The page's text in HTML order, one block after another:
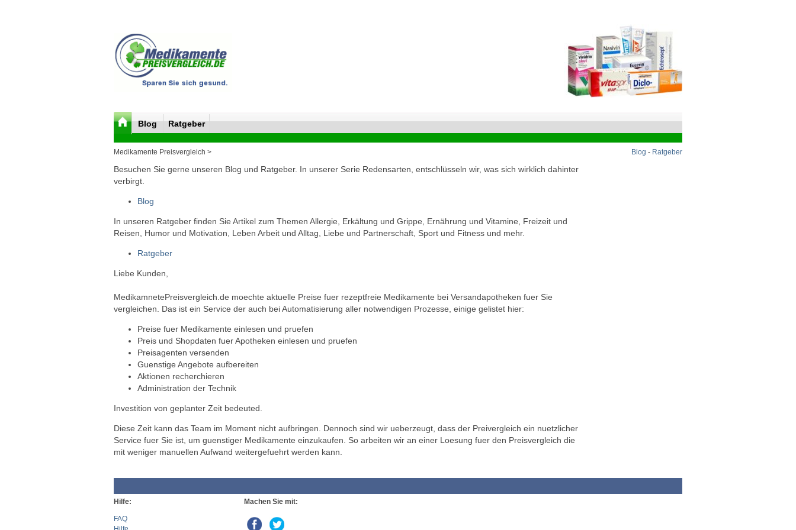
Blog Ratgeber
Medikamente Preisvergleich > Blog - Ratgeber
Besuchen Sie gerne unseren Blog und Ratgeber. In unserer Serie Redensarten, entschlüsseln wir, was sich wirklich dahinter
verbirgt.
Blog
In unseren Ratgeber finden Sie Artikel zum Themen Allergie, Erkältung und Grippe, Ernährung und Vitamine, Freizeit und
Reisen, Humor und Motivation, Leben Arbeit und Alltag, Liebe und Partnerschaft, Sport und Fitness und mehr.
Ratgeber
Liebe Kunden,
MedikamnetePreisvergleich.de moechte aktuelle Preise fuer rezeptfreie Medikamente bei Versandapotheken fuer Sie
vergleichen. Das ist ein Service der auch bei Automatisierung aller notwendigen Prozesse, einige gelistet hier:
Preise fuer Medikamente einlesen und pruefen
Preis und Shopdaten fuer Apotheken einlesen und pruefen
Preisagenten versenden
Guenstige Angebote aufbereiten
Aktionen recherchieren
Administration der Technik
Investition von geplanter Zeit bedeuted.
Diese Zeit kann das Team im Moment nicht aufbringen. Dennoch sind wir ueberzeugt, dass der Preivergleich ein nuetzlicher
Service fuer Sie ist, um guenstiger Medikamente einzukaufen. So arbeiten wir an einer Loesung fuer den Preisvergleich die
mit weniger manuellen Aufwand weitergefuehrt werden kann.
Hilfe:
FAQ
Machen Sie mit: